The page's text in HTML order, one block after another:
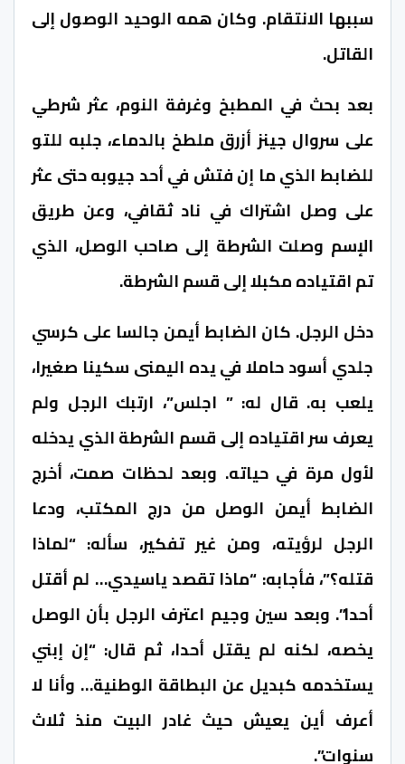
سببها الانتقام. وكان همه الوحيد الوصول إلى
القاتل.
بعد بحث في المطبخ وغرفة النوم، عثر شرطي
على سروال جينز أزرق ملطخ بالدماء، جلبه للتو
للضابط الذي ما إن فتش في أحد جيوبه حتى عثر
على وصل اشتراك في ناد ثقافي، وعن طريق
الإسم وصلت الشرطة إلى صاحب الوصل، الذي
تم اقتياده مكبلا إلى قسم الشرطة.
دخل الرجل. كان الضابط أيمن جالسا على كرسي
جلدي أسود حاملا في يده اليمنى سكينا صغيرا،
يلعب به. قال له: ” اجلس”، ارتبك الرجل ولم
يعرف سر اقتياده إلى قسم الشرطة الذي يدخله
لأول مرة في حياته. وبعد لحظات صمت، أخرج
الضابط أيمن الوصل من درج المكتب، ودعا
الرجل لرؤيته، ومن غير تفكير، سأله: “لماذا
قتله؟”، فأجابه: “ماذا تقصد ياسيدي… لم أقتل
أحدا”. وبعد سين وجيم اعترف الرجل بأن الوصل
يخصه، لكنه لم يقتل أحدا، ثم قال: “إن إبني
يستخدمه كبديل عن البطاقة الوطنية… وأنا لا
أعرف أين يعيش حيث غادر البيت منذ ثلاث
سنوات”.